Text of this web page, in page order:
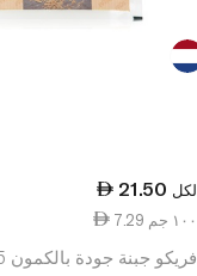
21.50 لكل
7.29 ١٠٠ جم
فريكو جبنة جودة بالكمون 295 غرام